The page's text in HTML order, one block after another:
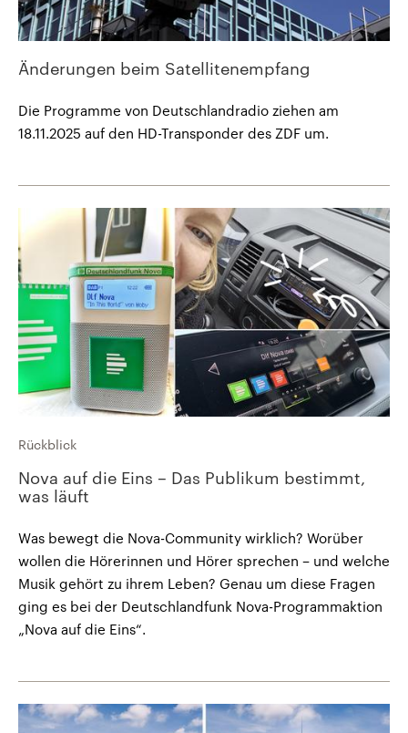
Änderungen beim Satellitenempfang
Die Programme von Deutschlandradio ziehen am
18.11.2025 auf den HD-Transponder des ZDF um.
Rückblick
Nova auf die Eins – Das Publikum bestimmt,
was läuft
Was bewegt die Nova-Community wirklich? Worüber
wollen die Hörerinnen und Hörer sprechen – und welche
Musik gehört zu ihrem Leben? Genau um diese Fragen
ging es bei der Deutschlandfunk Nova-Programmaktion
„Nova auf die Eins“.